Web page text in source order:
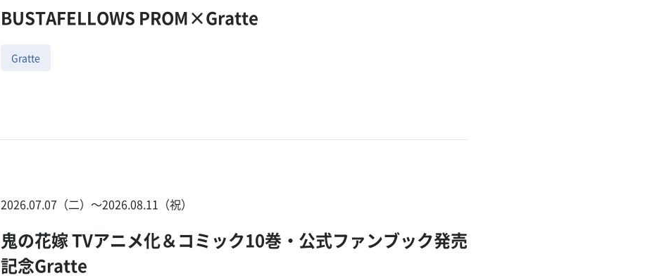
BUSTAFELLOWS PROM×Gratte
Gratte
2026.07.07（二）〜2026.08.11（祝）
鬼の花嫁 TVアニメ化＆コミック10巻・公式ファンブック発売
記念Gratte